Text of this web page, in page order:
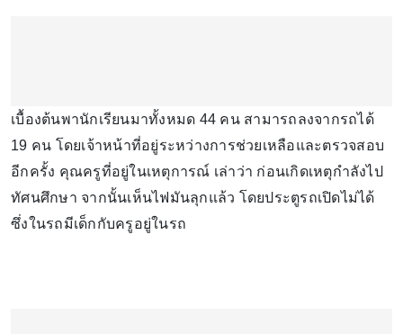
เบื้องต้นพานักเรียนมาทั้งหมด 44 คน สามารถลงจากรถได้
19 คน โดยเจ้าหน้าที่อยู่ระหว่างการช่วยเหลือและตรวจสอบ
อีกครั้ง คุณครูที่อยู่ในเหตุการณ์ เล่าว่า ก่อนเกิดเหตุกำลังไป
ทัศนศึกษา จากนั้นเห็นไฟมันลุกแล้ว โดยประตูรถเปิดไม่ได้
ซึ่งในรถมีเด็กกับครูอยู่ในรถ